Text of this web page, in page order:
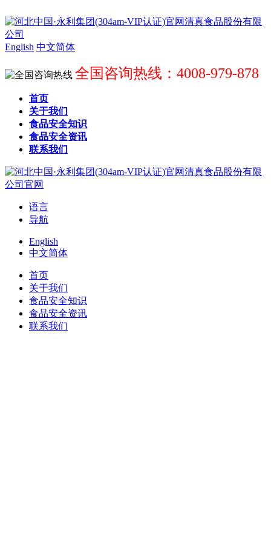
English 中文简体
全国咨询热线：4008-979-878
首页
关于我们
食品安全知识
食品安全资讯
联系我们
语言
导航
English
中文简体
首页
关于我们
食品安全知识
食品安全资讯
联系我们